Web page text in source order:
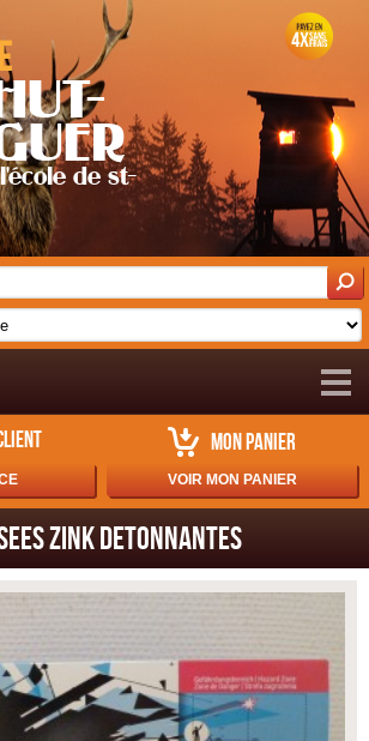
de st-
MON PANIER
VOIR MON PANIER
ZINK DETONNANTES